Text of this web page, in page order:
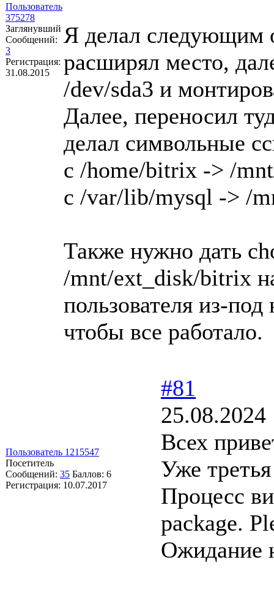
Пользователь
375278
Заглянувший
Сообщений:
3
Регистрация:
31.08.2015
Я делал следующим
расширял место,
/dev/sda3 и
Далее, переносил
делал символьные
с /home/bitrix -> /
c /var/lib/mysql -> /
Также нужно дать
/mnt/ext_disk/bitrix
пользователя из-под
чтобы все работало.
Пользователь 1215547
Посетитель
Сообщений: 35 Баллов: 6
Регистрация: 10.07.2017
#81
25.08.2024
Всех
Уже
Процесс
package.
Ожидание